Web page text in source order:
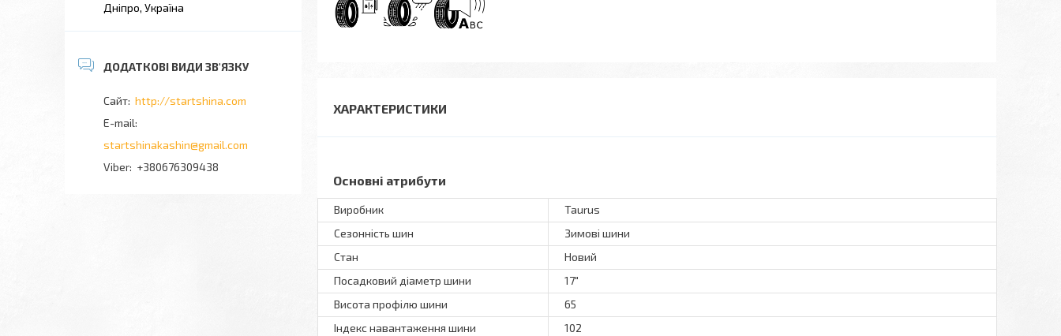
ХАРАКТЕРИСТИКИ
Основні атрибути
Виробник
Taurus
Сезонність шин
Зимові шини
Стан
Новий
Посадковий діаметр шини
17"
Висота профілю шини
65
Індекс навантаження шини
102
Дніпро, Україна
http://startshina.com
startshinakashin@gmail.com
+380676309438